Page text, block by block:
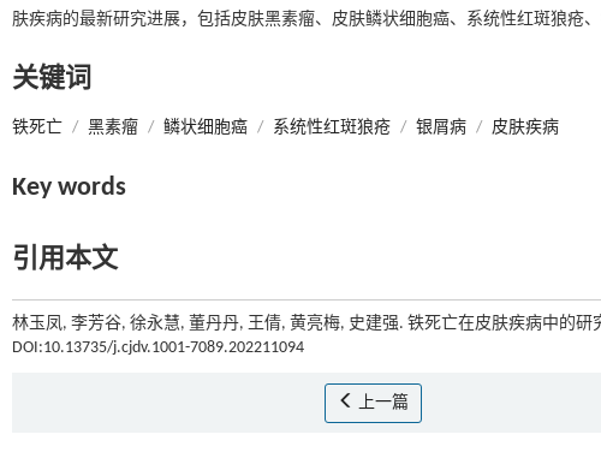
肤疾病的最新研究进展，包括皮肤黑素瘤、皮肤鳞状细胞癌、系统性红斑狼疮
关键词
铁死亡 / 黑素瘤 / 鳞状细胞癌 / 系统性红斑狼疮 / 银屑病 / 皮肤疾病
Key words
引用本文
林玉凤, 李芳谷, 徐永慧, 董丹丹, 王倩, 黄亮梅, 史建强. 铁死亡在皮肤疾病中的研
DOI:10.13735/j.cjdv.1001-7089.202211094
上一篇